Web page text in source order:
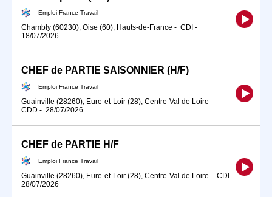
Emploi France Travail
Chambly (60230), Oise (60), Hauts-de-France - CDI -
18/07/2026
CHEF de PARTIE SAISONNIER (H/F)
Emploi France Travail
Guainville (28260), Eure-et-Loir (28), Centre-Val de Loire -
CDD - 28/07/2026
CHEF de PARTIE H/F
Emploi France Travail
Guainville (28260), Eure-et-Loir (28), Centre-Val de Loire - CDI -
28/07/2026